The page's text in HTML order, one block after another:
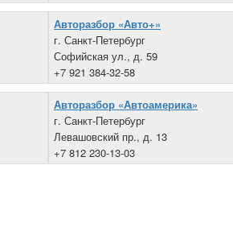
Авторазбор «Авто+»
г. Санкт-Петербург
Софийская ул., д. 59
+7 921 384-32-58
Авторазбор «Автоамерика»
г. Санкт-Петербург
Левашовский пр., д. 13
+7 812 230-13-03